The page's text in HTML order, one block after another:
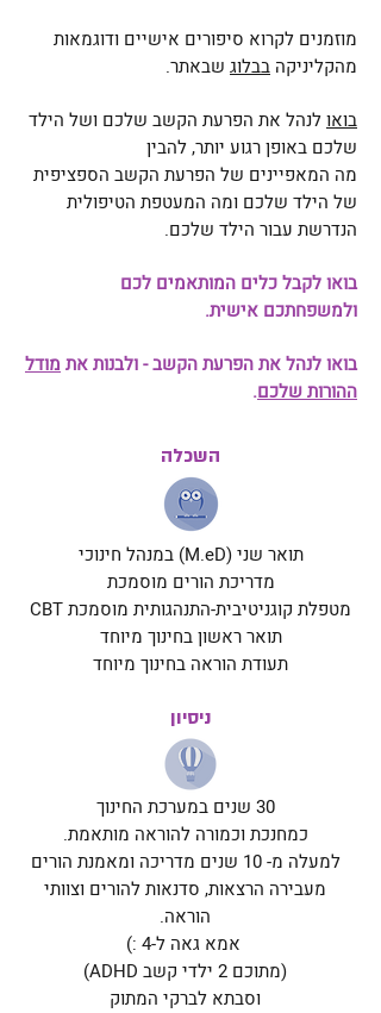
מוזמנים לקרוא סיפורים אישיים ודוגמאות
מהקליניקה בבלוג שבאתר.
בואולנהל את הפרעת הקשב שלכם ושל הילד
שלכם באופן רגוע יותר, להבין
מה המאפיינים של הפרעת הקשב הספציפית
של הילד שלכם ומה המעטפת הטיפולית
הנדרשת עבור הילד שלכם.
בואו לקבל כלים המותאמים לכם
ולמשפחתכם אישית.
בואו לנהל את הפרעת הקשב - ולבנות את מודל
ההורות שלכם.
השכלה
תואר שני (M.eD) במנהל חינוכי
מדריכת הורים מוסמכת
מטפלת קוגניטיבית-התנהגותית מוסמכת CBT
תואר ראשון בחינוך מיוחד
תעודת הוראה בחינוך מיוחד
ניסיון
30 שנים במערכת החינוך
כמחנכת וכמורה להוראה מותאמת.
למעלה מ- 10 שנים מדריכה ומאמנת הורים
מעבירה הרצאות, סדנאות להורים וצוותי
הוראה.
אמא גאה ל-4 :)
(מתוכם 2 ילדי קשב ADHD)
וסבתא לברקי המתוק